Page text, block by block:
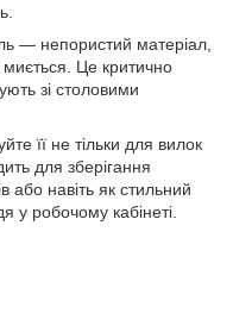
— непористий матеріал,
миється. Це критично
зі столовими
її не тільки для вилок
для зберігання
або навіть як стильний
у робочому кабінеті.